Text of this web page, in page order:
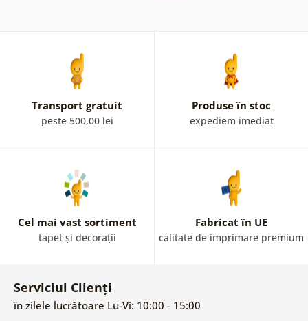
Transport gratuit
peste 500,00 lei
Produse în stoc
expediem imediat
Cel mai vast sortiment
tapet și decorații
Fabricat în UE
calitate de imprimare premium
Serviciul Clienți
în zilele lucrătoare Lu-Vi: 10:00 - 15:00